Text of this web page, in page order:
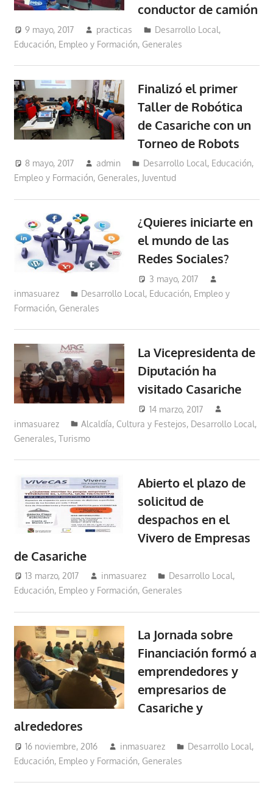
conductor de camión
9 mayo, 2017 practicas Desarrollo Local,
Educación, Empleo y Formación, Generales
Finalizó el primer
Taller de Robótica
de Casariche con un
Torneo de Robots
8 mayo, 2017 admin Desarrollo Local, Educación,
Empleo y Formación, Generales, Juventud
¿Quieres iniciarte en
el mundo de las
Redes Sociales?
3 mayo, 2017
inmasuarez
Desarrollo Local, Educación, Empleo y
Formación, Generales
La Vicepresidenta de
Diputación ha
visitado Casariche
14 marzo, 2017
inmasuarez
Alcaldía, Cultura y Festejos, Desarrollo Local,
Generales, Turismo
Abierto el plazo de
solicitud de
despachos en el
Vivero de Empresas
de Casariche
13 marzo, 2017 inmasuarez Desarrollo Local,
Educación, Empleo y Formación, Generales
La Jornada sobre
Financiación formó a
emprendedores y
empresarios de
Casariche y
alrededores
16 noviembre, 2016 inmasuarez Desarrollo Local,
Educación, Empleo y Formación, Generales